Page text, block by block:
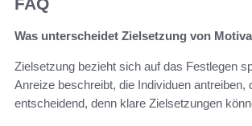
Was unterscheidet Zielsetzung von
Zielsetzung bezieht sich auf das Festlegen
Anreize beschreibt, die Individuen
entscheidend, denn klare Zielsetzungen